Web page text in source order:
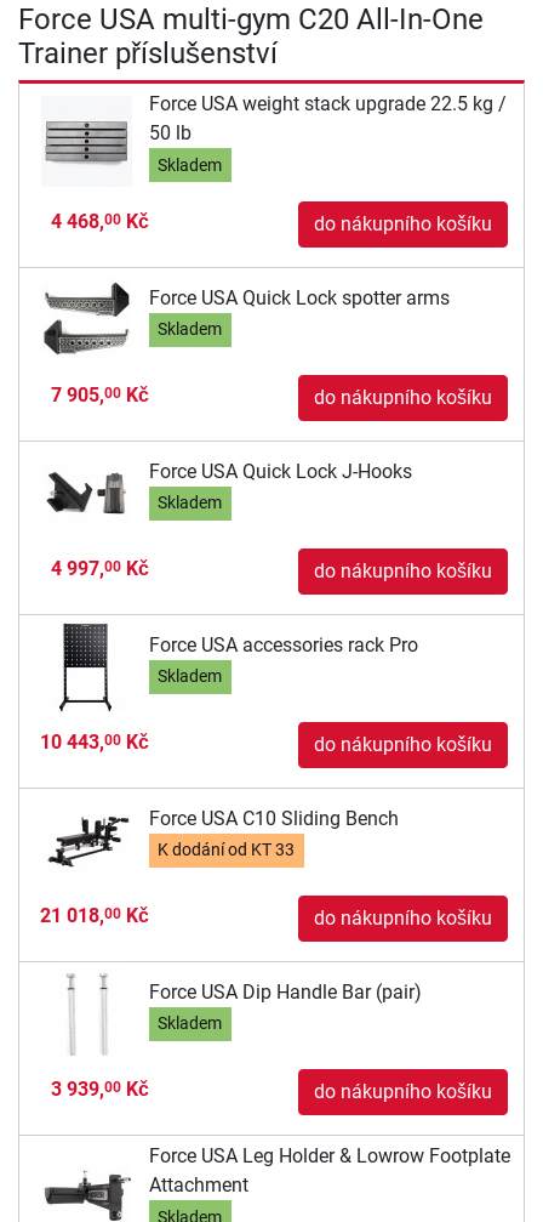
Force USA multi-gym C20 All-In-One
Trainer příslušenství
Force USA weight stack upgrade 22.5 kg /
50 lb
Skladem
4 468,00Kč do nákupního košíku
Force USA Quick Lock spotter arms
Skladem
7 905,00Kč do nákupního košíku
Force USA Quick Lock J-Hooks
Skladem
4 997,00Kč do nákupního košíku
Force USA accessories rack Pro
Skladem
10 443,00Kč do nákupního košíku
Force USA C10 Sliding Bench
K dodání od KT 33
21 018,00Kč do nákupního košíku
Force USA Dip Handle Bar (pair)
Skladem
3 939,00Kč do nákupního košíku
Force USA Leg Holder & Lowrow Footplate
Attachment
Skladem